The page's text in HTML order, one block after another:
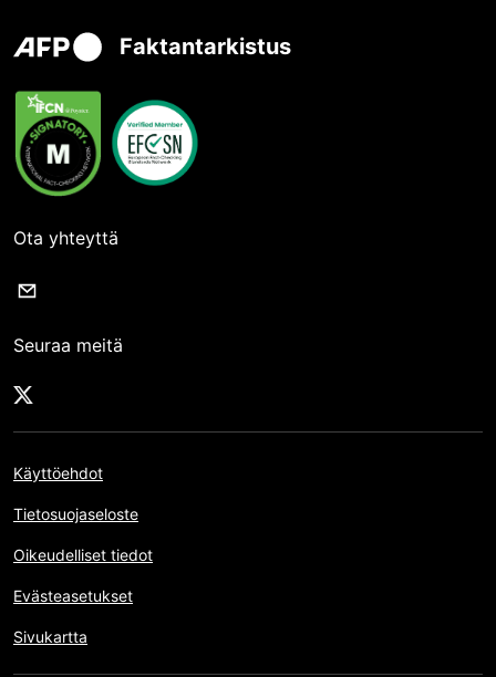
Faktantarkistus
Ota yhteyttä
Seuraa meitä
Käyttöehdot
Tietosuojaseloste
Oikeudelliset tiedot
Evästeasetukset
Sivukartta